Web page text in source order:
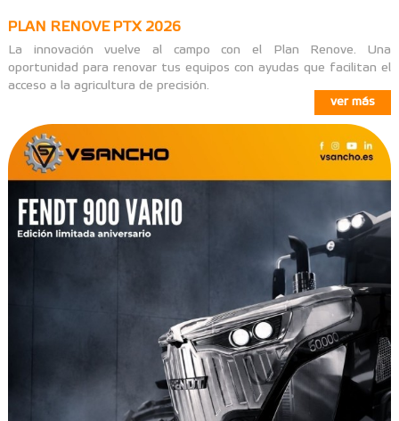
PLAN RENOVE PTX 2026
La innovación vuelve al campo con el Plan Renove. Una
oportunidad para renovar tus equipos con ayudas que facilitan el
acceso a la agricultura de precisión.
ver más